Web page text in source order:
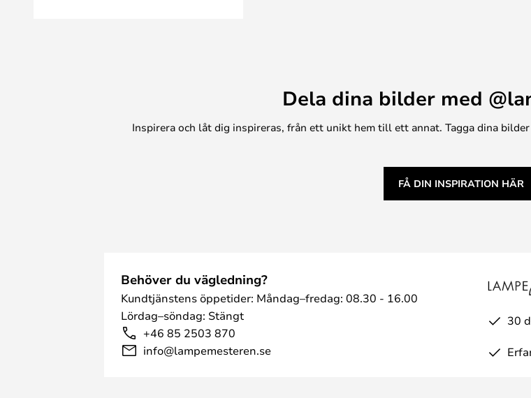
Dela dina bilder med
Inspirera och låt dig inspireras, från ett unikt hem till ett annat. Tagga dina
FÅ DIN INSPIRATION HÄR
Behöver du vägledning?
Kundtjänstens öppetider: Måndag–fredag: 08.30 - 16.00
Lördag–söndag: Stängt
+46 85 2503 870
info@lampemesteren.se
30